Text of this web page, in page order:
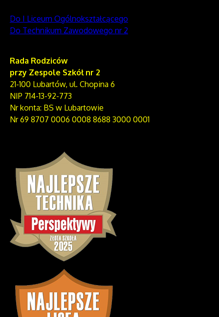
Do I Liceum Ogólnokształcącego
Do Technikum Zawodowego nr 2
Rada Rodziców
przy Zespole Szkół nr 2
21-100 Lubartów, ul. Chopina 6
NIP 714-13-92-773
Nr konta: BS w Lubartowie
Nr 69 8707 0006 0008 8688 3000 0001